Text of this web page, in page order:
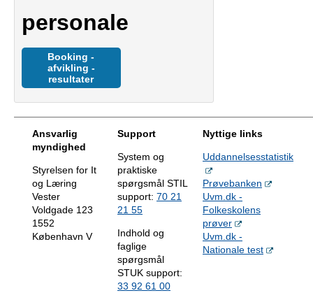
personale
Booking -
afvikling -
resultater
Ansvarlig
myndighed
Styrelsen for It
og Læring
Vester
Voldgade 123
1552
København V
Support
System og
praktiske
spørgsmål STIL
support: 70 21
21 55
Indhold og
faglige
spørgsmål
STUK support:
33 92 61 00
Nyttige links
Uddannelsesstatistik
Prøvebanken
Uvm.dk -
Folkeskolens
prøver
Uvm.dk -
Nationale test